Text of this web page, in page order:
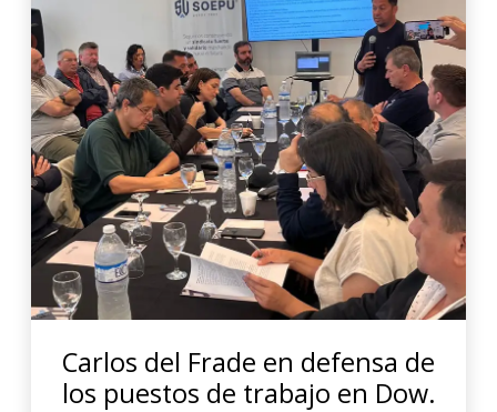
Carlos del Frade en defensa de
los puestos de trabajo en Dow.